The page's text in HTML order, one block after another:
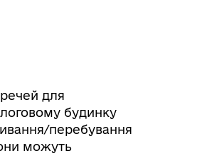
для
будинку
перебування
можуть